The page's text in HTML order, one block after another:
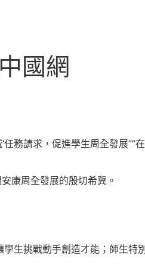
國網
務請求，促進學生周全發展”“在
康周全發展的殷切希冀。
生挑戰動手創造才能；師生特別